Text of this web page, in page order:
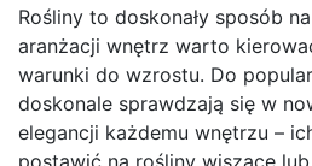
Rośliny to doskonały sposób
aranżacji wnętrz warto
warunki do wzrostu. Do
doskonale sprawdzają się w
elegancji każdemu wnętrzu –
postawić na rośliny wiszące